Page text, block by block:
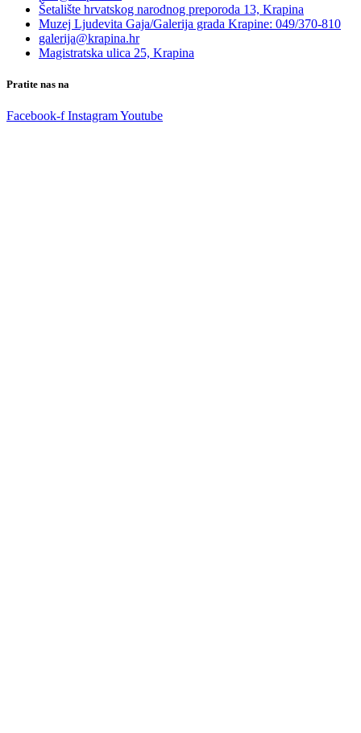
Šetalište hrvatskog narodnog preporoda 13, Krapina
Muzej Ljudevita Gaja/Galerija grada Krapine: 049/370-810
galerija@krapina.hr
Magistratska ulica 25, Krapina
Pratite nas na
Facebook-f InstagramYoutube